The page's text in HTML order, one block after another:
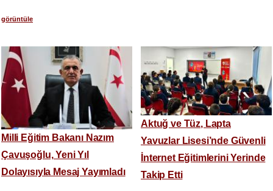
görüntüle
Milli Eğitim Bakanı Nazım
Çavuşoğlu, Yeni Yıl
Dolayısıyla Mesaj Yayımladı
Aktuğ ve Tüz, Lapta
Yavuzlar Lisesi’nde Güvenli
İnternet Eğitimlerini Yerinde
Takip Etti